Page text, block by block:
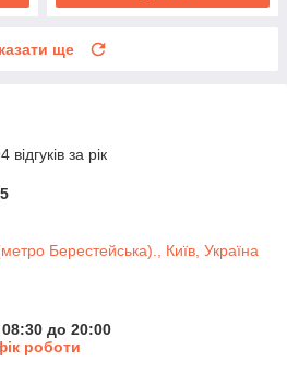
ще
за рік
Берестейська)., Київ, Україна
до 20:00
роботи